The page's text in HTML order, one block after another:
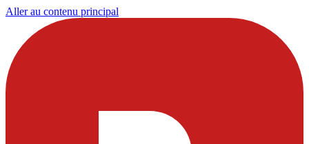
Aller au contenu principal